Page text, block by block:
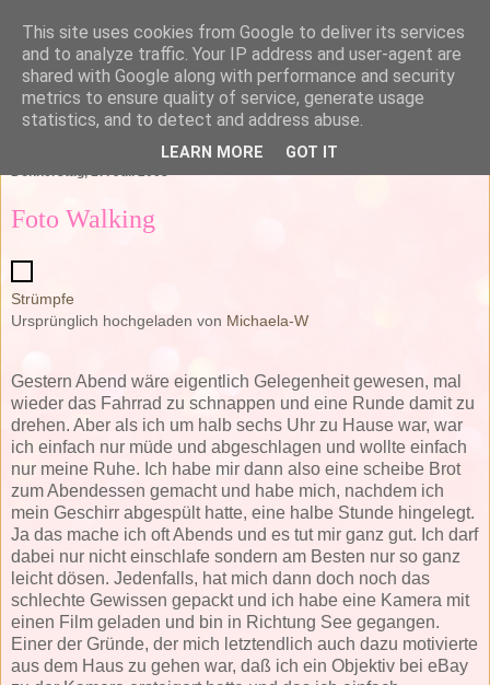
Donnerstag, 17. Juli 2008
Foto Walking
Strümpfe
Ursprünglich hochgeladen von Michaela-W
Gestern Abend wäre eigentlich Gelegenheit gewesen, mal
wieder das Fahrrad zu schnappen und eine Runde damit zu
drehen. Aber als ich um halb sechs Uhr zu Hause war, war
ich einfach nur müde und abgeschlagen und wollte einfach
nur meine Ruhe. Ich habe mir dann also eine scheibe Brot
zum Abendessen gemacht und habe mich, nachdem ich
mein Geschirr abgespült hatte, eine halbe Stunde hingelegt.
Ja das mache ich oft Abends und es tut mir ganz gut. Ich darf
dabei nur nicht einschlafe sondern am Besten nur so ganz
leicht dösen. Jedenfalls, hat mich dann doch noch das
schlechte Gewissen gepackt und ich habe eine Kamera mit
einen Film geladen und bin in Richtung See gegangen.
Einer der Gründe, der mich letztendlich auch dazu motivierte
aus dem Haus zu gehen war, daß ich ein Objektiv bei eBay
This site uses cookies from Google to deliver its services
and to analyze traffic. Your IP address and user-agent are
shared with Google along with performance and security
metrics to ensure quality of service, generate usage
statistics, and to detect and address abuse.
LEARN MORE GOT IT